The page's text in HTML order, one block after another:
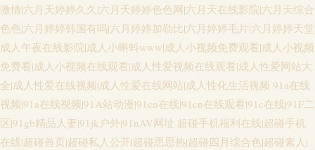
激情|六月天婷婷久久|六月天婷婷色色网|六月天在线影院|六月天综合
色色|六月婷婷韩国有吗|六月婷婷加勒比|六月婷婷毛片|六月婷婷天堂
成人午夜在线影院|成人小蝌蚪www|成人小视频免费观看|成人小视频
免费看|成人小视频在线观看|成人性爱视频在线观看|成人性爱网站大
全|成人性爱在线视频|成人性爱在线网站|成人性化生活视频 91a在线
视频|91a在线视频|91A站动漫|91cn在线|91cn在线观看|91c在线|91F二
区|91gb精品人妻|91jk户外|91nAV网址 超碰手机福利在线|超碰手机
在线|超碰首页|超碰私人公开|超碰思思热|超碰四月综合色|超碰素人|